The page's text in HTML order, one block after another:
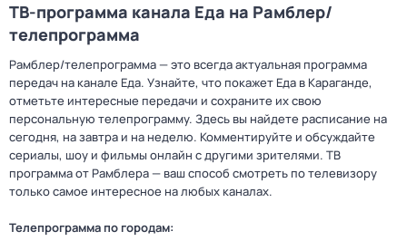
ТВ-программа канала Еда на Рамблер/
телепрограмма
Рамблер/телепрограмма — это всегда актуальная программа
передач на канале Еда. Узнайте, что покажет Еда в Караганде,
отметьте интересные передачи и сохраните их свою
персональную телепрограмму. Здесь вы найдете расписание на
сегодня, на завтра и на неделю. Комментируйте и обсуждайте
сериалы, шоу и фильмы онлайн с другими зрителями. ТВ
программа от Рамблера — ваш способ смотреть по телевизору
только самое интересное на любых каналах.
Телепрограмма по городам: